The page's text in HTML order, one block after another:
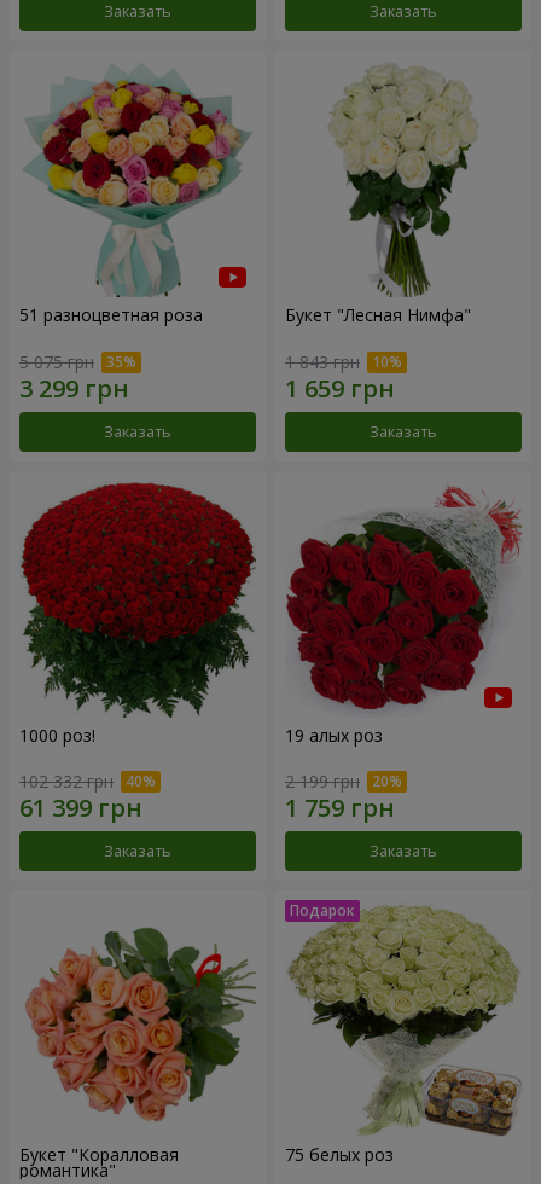
Заказать Заказать
51 разноцветная роза
5 075 грн
Заказать
Букет "Лесная Нимфа"
1 843 грн
Заказать
1000 роз!
102 332 грн
Заказать
19 алых роз
2 199 грн
Заказать
Букет "Коралловая
романтика"
75 белых роз